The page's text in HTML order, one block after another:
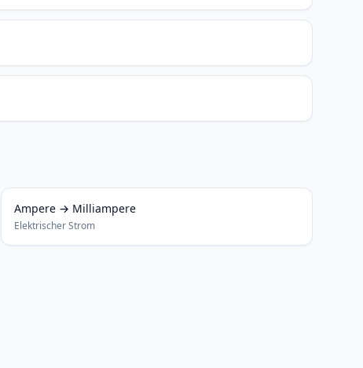
Ampere → Milliampere
Elektrischer Strom